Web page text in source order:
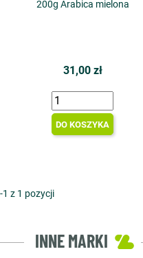
200g Arabica mielona
31,00 zł
DO KOSZYKA
z 1 pozycji
INNE MARKI